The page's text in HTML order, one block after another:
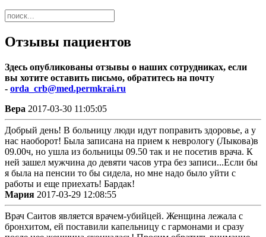
Отзывы пациентов
Здесь опубликованы отзывы о наших сотрудниках, если
вы хотите оставить письмо, обратитесь на почту
- orda_crb@med.permkrai.ru
Вера 2017-03-30 11:05:05
Добрый день! В больницу люди идут поправить здоровье, а у
нас наоборот! Была записана на прием к неврологу (Лыкова)в
09.00ч, но ушла из больницы 09.50 так и не посетив врача. К
ней зашел мужчина до девяти часов утра без записи...Если бы
я была на пенсии то бы сидела, но мне надо было уйти с
работы и еще приехать! Бардак!
Мария 2017-03-29 12:08:55
Врач Саитов является врачем-убийцей. Женщина лежала с
бронхитом, ей поставили капельницу с гармонами и сразу